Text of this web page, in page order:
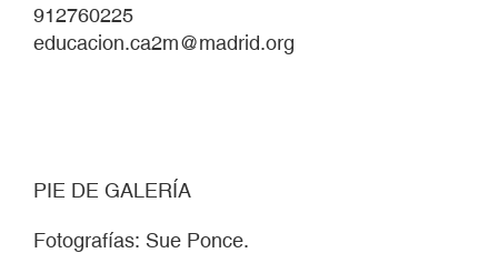
912760225
educacion.ca2m@madrid.org
PIE DE GALERÍA
Fotografías: Sue Ponce.